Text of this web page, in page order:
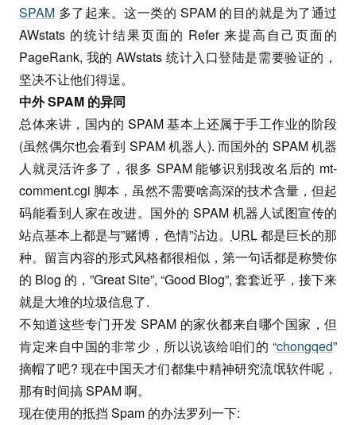
SPAM 多了起来。这一类的 SPAM 的目的就是为了通过
AWstats 的统计结果页面的 Refer 来提高自己页面的
PageRank, 我的 AWstats 统计入口登陆是需要验证的，
坚决不让他们得逞。
中外 SPAM 的异同
总体来讲，国内的 SPAM 基本上还属于手工作业的阶段
(虽然偶尔也会看到 SPAM 机器人). 而国外的 SPAM 机器
人就灵活许多了，很多 SPAM 能够识别我改名后的 mt-
comment.cgi 脚本，虽然不需要啥高深的技术含量，但起
码能看到人家在改进。国外的 SPAM 机器人试图宣传的
站点基本上都是与”赌博，色情”沾边。 URL都是巨长的那
种。留言内容的形式风格都很相似，第一句话都是称赞你
的 Blog 的，”Great Site”, “Good Blog”, 套套近乎，接下来
就是大堆的垃圾信息了.
不知道这些专门开发 SPAM 的家伙都来自哪个国家，但
肯定来自中国的非常少，所以说该给咱们的 “chongqed”
摘帽了吧? 现在中国天才们都集中精神研究流氓软件呢，
那有时间搞 SPAM 啊。
现在使用的抵挡 Spam 的办法罗列一下: